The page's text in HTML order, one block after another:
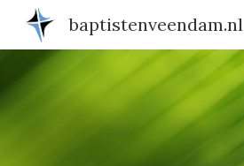
baptistenveendam.nl